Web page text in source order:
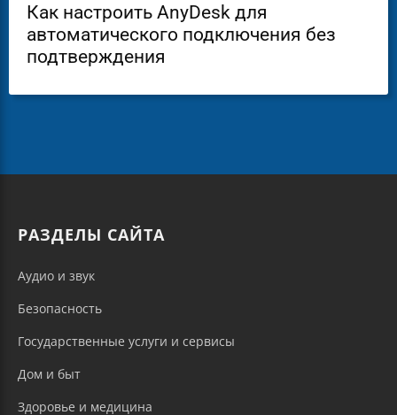
Как настроить AnyDesk для
автоматического подключения без
подтверждения
РАЗДЕЛЫ САЙТА
Аудио и звук
Безопасность
Государственные услуги и сервисы
Дом и быт
Здоровье и медицина